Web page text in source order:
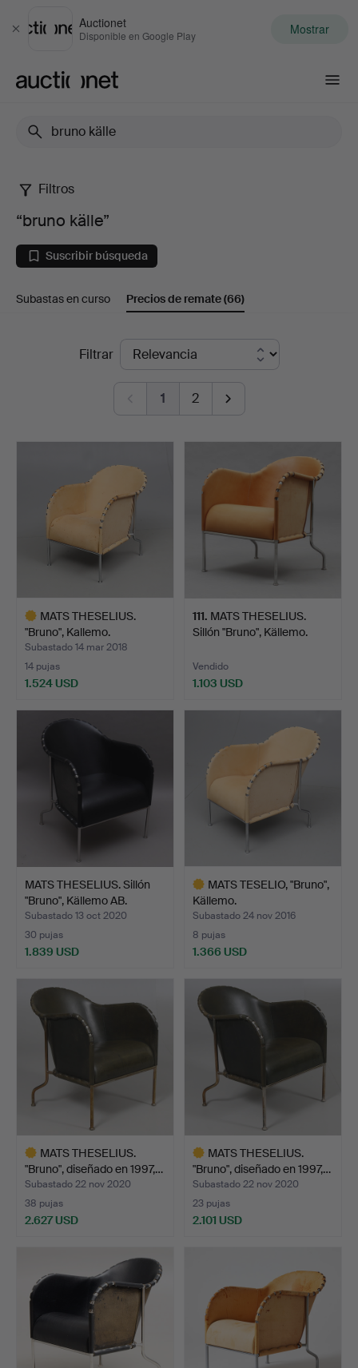
Cerrar
Auctionet
Disponible en Google Play Mostrar
“bruno
källe”
Filtros
“bruno källe”
Suscribir búsqueda
Subastas en curso Precios de remate(66)
Filtrar
1 2
MATS THESELIUS.
"Bruno", Kallemo.
Subastado 14 mar 2018
14 pujas
1.524 USD
seleccionado
111. MATS THESELIUS.
Sillón "Bruno", Källemo.
Vendido
1.103 USD
MATS THESELIUS. Sillón
"Bruno", Källemo AB.
Subastado 13 oct 2020
30 pujas
1.839 USD
MATS TESELIO, "Bruno",
Källemo.
Subastado 24 nov 2016
8 pujas
1.366 USD
seleccionado
MATS THESELIUS.
"Bruno", diseñado en 1997,…
Subastado 22 nov 2020
38 pujas
2.627 USD
MATS THESELIUS.
"Bruno", diseñado en 1997,…
Subastado 22 nov 2020
23 pujas
2.101 USD